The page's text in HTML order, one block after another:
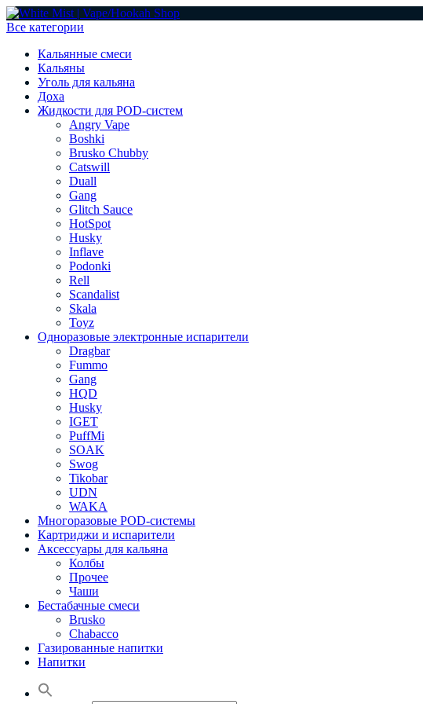
Все категории
Кальянные смеси
Кальяны
Уголь для кальяна
Доха
Жидкости для POD-систем
Angry Vape
Boshki
Brusko Chubby
Catswill
Duall
Gang
Glitch Sauce
HotSpot
Husky
Inflave
Podonki
Rell
Scandalist
Skala
Toyz
Одноразовые электронные испарители
Dragbar
Fummo
Gang
HQD
Husky
IGET
PuffMi
SOAK
Swog
Tikobar
UDN
WAKA
Многоразовые POD-системы
Картриджи и испарители
Аксессуары для кальяна
Колбы
Прочее
Чаши
Бестабачные смеси
Brusko
Chabacco
Газированные напитки
Напитки